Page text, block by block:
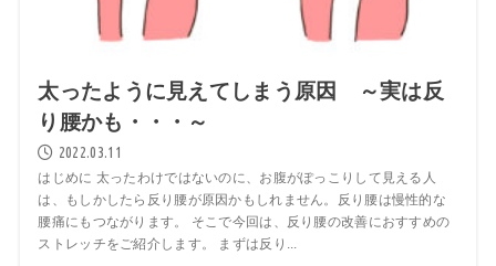
太ったように見えてしまう原因 ～実は反
り腰かも・・・～
2022.03.11
はじめに 太ったわけではないのに、お腹がぽっこりして見える人
は、もしかしたら反り腰が原因かもしれません。反り腰は慢性的な
腰痛にもつながります。 そこで今回は、反り腰の改善におすすめの
ストレッチをご紹介します。 まずは反り...